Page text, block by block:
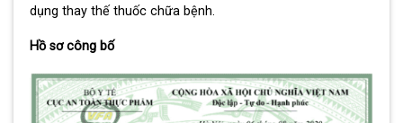
dụng thay thế thuốc chữa bệnh.
Hồ sơ công bố